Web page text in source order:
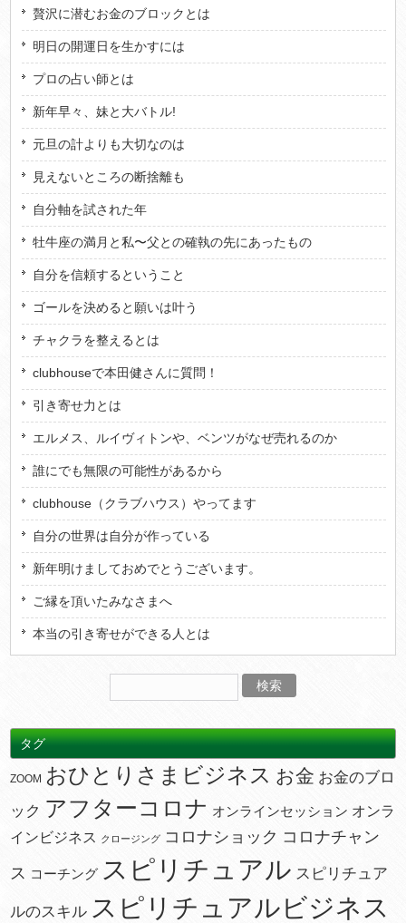
贅沢に潜むお金のブロックとは
明日の開運日を生かすには
プロの占い師とは
新年早々、妹と大バトル!
元旦の計よりも大切なのは
見えないところの断捨離も
自分軸を試された年
牡牛座の満月と私〜父との確執の先にあったもの
自分を信頼するということ
ゴールを決めると願いは叶う
チャクラを整えるとは
clubhouseで本田健さんに質問！
引き寄せ力とは
エルメス、ルイヴィトンや、ベンツがなぜ売れるのか
誰にでも無限の可能性があるから
clubhouse（クラブハウス）やってます
自分の世界は自分が作っている
新年明けましておめでとうございます。
ご縁を頂いたみなさまへ
本当の引き寄せができる人とは
タグ
ZOOM おひとりさまビジネス お金 お金のブロ
ック アフターコロナ オンラインセッション オンラ
インビジネス クロージング コロナショック コロナチャン
ス コーチング スピリチュアル スピリチュア
ルのスキル スピリチュアルビジネス